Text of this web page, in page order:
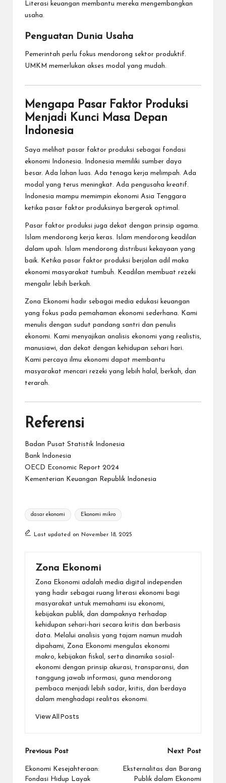
Literasi keuangan membantu mereka mengembangkan
usaha.
Penguatan Dunia Usaha
Pemerintah perlu fokus mendorong sektor produktif.
UMKM memerlukan akses modal yang mudah.
Mengapa Pasar Faktor Produksi
Menjadi Kunci Masa Depan
Indonesia
Saya melihat pasar faktor produksi sebagai fondasi
ekonomi Indonesia. Indonesia memiliki sumber daya
besar. Ada lahan luas. Ada tenaga kerja melimpah. Ada
modal yang terus meningkat. Ada pengusaha kreatif.
Indonesia mampu memimpin ekonomi Asia Tenggara
ketika pasar faktor produksinya bergerak optimal.
Pasar faktor produksi juga dekat dengan prinsip agama.
Islam mendorong kerja keras. Islam mendorong keadilan
dalam upah. Islam mendorong distribusi kekayaan yang
baik. Ketika pasar faktor produksi berjalan adil maka
ekonomi masyarakat tumbuh. Keadilan membuat rezeki
mengalir lebih berkah.
Zona Ekonomi hadir sebagai media edukasi keuangan
yang fokus pada pemahaman ekonomi sederhana. Kami
menulis dengan sudut pandang santri dan penulis
ekonomi. Kami menyajikan analisis ekonomi yang realistis,
manusiawi, dan dekat dengan kehidupan sehari hari.
Kami percaya ilmu ekonomi dapat membantu
masyarakat mencari rezeki yang lebih halal, berkah, dan
terarah.
Referensi
Badan Pusat Statistik Indonesia
Bank Indonesia
OECD Economic Report 2024
Kementerian Keuangan Republik Indonesia
Tags:
dasar ekonomi Ekonomi mikro
Last updated on November 18, 2025
Zona Ekonomi
Zona Ekonomi adalah media digital independen
yang hadir sebagai ruang literasi ekonomi bagi
masyarakat untuk memahami isu ekonomi,
kebijakan publik, dan dampaknya terhadap
kehidupan sehari-hari secara kritis dan berbasis
data. Melalui analisis yang tajam namun mudah
dipahami, Zona Ekonomi mengulas ekonomi
makro, kebijakan fiskal, serta dinamika sosial-
ekonomi dengan prinsip akurasi, transparansi, dan
tanggung jawab informasi, guna mendorong
pembaca menjadi lebih sadar, kritis, dan berdaya
dalam menghadapi realitas ekonomi.
View All Posts
Post
navigation
Previous Post
Ekonomi Kesejahteraan:
Fondasi Hidup Layak
Next Post
Eksternalitas dan Barang
Publik dalam Ekonomi